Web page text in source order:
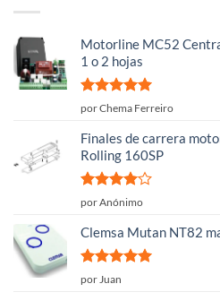
Motorline MC52
1 o 2 hojas
Valorado
por Chema Ferreiro
Finales de carrera
Rolling 160SP
Valorado
5
por Anónimo
Clemsa Mutan NT82
Valorado
por Juan